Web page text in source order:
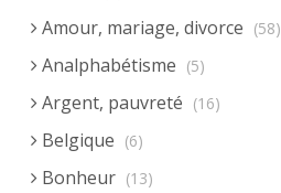
Amour, mariage, divorce (58)
Analphabétisme (5)
Argent, pauvreté (16)
Belgique (6)
Bonheur (13)